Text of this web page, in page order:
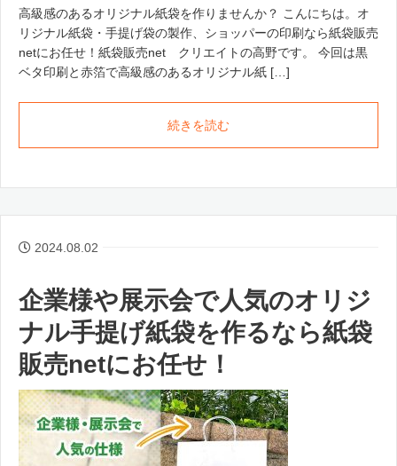
高級感のあるオリジナル紙袋を作りませんか？ こんにちは。オ
リジナル紙袋・手提げ袋の製作、ショッパーの印刷なら紙袋販売
netにお任せ！紙袋販売net クリエイトの高野です。 今回は黒
ベタ印刷と赤箔で高級感のあるオリジナル紙 […]
続きを読む
2024.08.02
企業様や展示会で人気のオリジ
ナル手提げ紙袋を作るなら紙袋
販売netにお任せ！